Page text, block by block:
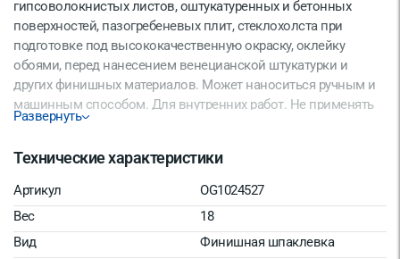
гипсоволокнистых листов, оштукатуренных и бетонных
поверхностей, пазогребеневых плит, стеклохолста при
подготовке под высококачественную окраску, оклейку
обоями, перед нанесением венецианской штукатурки и
других финишных материалов. Может наноситься ручным и
машинным способом. Для внутренних работ. Не применять
для заделки стыков гипсокартонных листов.
Развернуть
Технические характеристики
Артикул
OG1024527
Вес
18
Вид
Финишная шпаклевка